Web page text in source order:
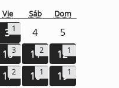
Vie Sáb Dom
3 1 4
5
103 112 121
172 181 191